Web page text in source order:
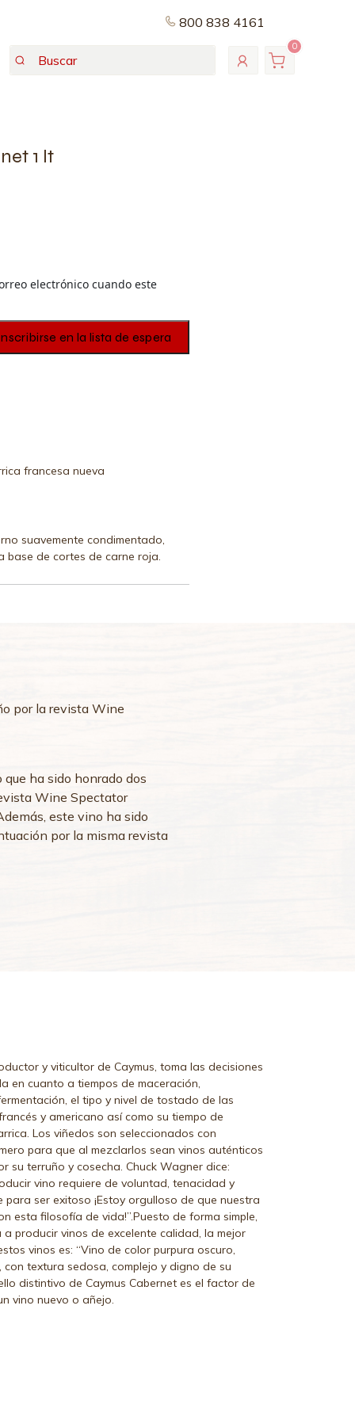
800 838 4161
0
1 lt
electrónico cuando este
en la lista de espera
francesa nueva
suavemente condimentado,
base de cortes de carne roja.
por la revista Wine
ha sido honrado dos
Wine Spectator
este vino ha sido
por la misma revista
y viticultor de Caymus, toma las decisiones
en cuanto a tiempos de maceración,
el tipo y nivel de tostado de las
y americano así como su tiempo de
Los viñedos son seleccionados con
para que al mezclarlos sean vinos auténticos
su terruño y cosecha. Chuck Wagner dice:
vino requiere de voluntad, tenacidad y
para ser exitoso ¡Estoy orgulloso de que nuestra
esta filosofía de vida!”.Puesto de forma simple,
a producir vinos de excelente calidad, la mejor
vinos es: “Vino de color purpura oscuro,
con textura sedosa, complejo y digno de su
distintivo de Caymus Cabernet es el factor de
vino nuevo o añejo.